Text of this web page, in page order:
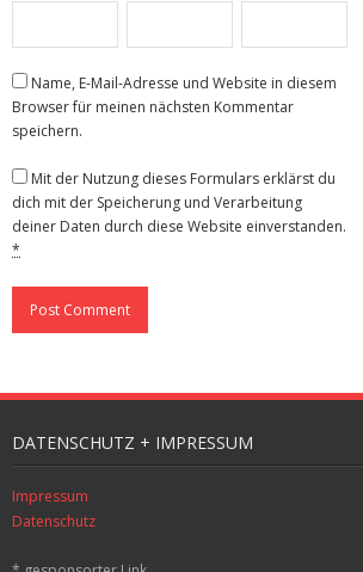
Name, E-Mail-Adresse und Website in diesem
Browser für meinen nächsten Kommentar
speichern.
Mit der Nutzung dieses Formulars erklärst du
dich mit der Speicherung und Verarbeitung
deiner Daten durch diese Website einverstanden.
*
DATENSCHUTZ + IMPRESSUM
Impressum
Datenschutz